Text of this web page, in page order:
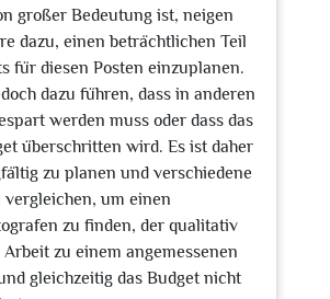
großer Bedeutung ist, neigen
dazu, einen beträchtlichen Teil
für diesen Posten einzuplanen.
dazu führen, dass in anderen
werden muss oder dass das
überschritten wird. Es ist daher
zu planen und verschiedene
vergleichen, um einen
zu finden, der qualitativ
zu einem angemessenen
gleichzeitig das Budget nicht